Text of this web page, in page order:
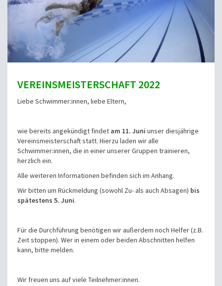
VEREINSMEISTERSCHAFT 2022
Liebe Schwimmer:innen, liebe Eltern,
wie bereits angekündigt findet am 11. Juni unser diesjährige
Vereinsmeisterschaft statt. Hierzu laden wir alle
Schwimmer:innen, die in einer unserer Gruppen trainieren,
herzlich ein.
Alle weiteren Informationen befinden sich im Anhang.
Wir bitten um Rückmeldung (sowohl Zu- als auch Absagen) bis
spätestens 5. Juni.
Für die Durchführung benötigen wir außerdem noch Helfer (z.B.
Zeit stoppen). Wer in einem oder beiden Abschnitten helfen
kann, bitte melden.
Wir freuen uns auf viele Teilnehmer:innen.